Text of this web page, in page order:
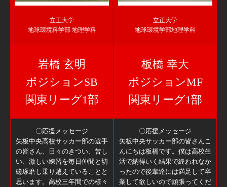
立正大学
地球環境科学部 地理学科
岩橋 玄明
ポジションSB
関東リーグ1部
〇応援メッセージ
矢板中央高校サッカー部の選手
の皆さん、日々のきつい、苦し
い、激しい練習を毎日仲間と切
磋琢磨し乗り越えていることと
思います。高校三年間での様々
立正大学
地球環境学部地理学科
板橋 幸大
ポジションMF
関東リーグ1部
〇応援メッセージ
矢板中央サッカー部の皆さんこ
んにちは板橋です。僕は高校生
活で納得いく結果で終われなか
ったので後輩達には満足して卒
業して欲しいので頑張ってくだ